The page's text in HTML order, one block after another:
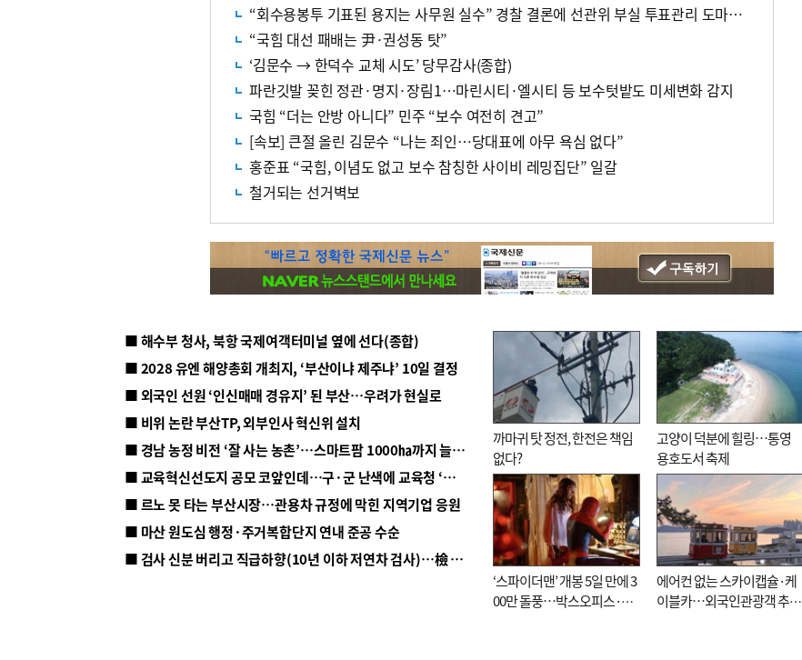
“회수용봉투 기표된 용지는 사무원 실수” 경찰 결론에 선관위 부실 투표관리 도마(종합)
“국힘 대선 패배는 尹·권성동 탓”
‘김문수 → 한덕수 교체 시도’ 당무감사(종합)
파란깃발 꽂힌 정관·명지·장림1…마린시티·엘시티 등 보수텃밭도 미세변화 감지
국힘 “더는 안방 아니다” 민주 “보수 여전히 견고”
[속보] 큰절 올린 김문수 “나는 죄인…당대표에 아무 욕심 없다”
홍준표 “국힘, 이념도 없고 보수 참칭한 사이비 레밍집단” 일갈
철거되는 선거벽보
■ 해수부 청사, 북항 국제여객터미널 옆에 선다(종합)
■ 2028 유엔 해양총회 개최지, ‘부산이냐 제주냐’ 10일 결정
■ 외국인 선원 ‘인신매매 경유지’ 된 부산…우려가 현실로
■ 비위 논란 부산TP, 외부인사 혁신위 설치
■ 경남 농정 비전 ‘잘 사는 농촌’…스마트팜 1000㏊까지 늘린다
■ 교육혁신선도지 공모 코앞인데…구·군 난색에 교육청 ‘쩔쩔’
■ 르노 못 타는 부산시장…관용차 규정에 막힌 지역기업 응원
■ 마산 원도심 행정·주거복합단지 연내 준공 수순
■ 검사 신분 버리고 직급하향(10년 이하 저연차 검사)…檢 중수청행 기피
까마귀 탓 정전, 한전은 책임
없다?
고양이 덕분에 힐링…통영
용호도서 축제
‘스파이더맨’ 개봉 5일 만에 3
00만 돌풍…박스오피스·예
에어컨 없는 스카이캡슐·케
이블카…외국인관광객 추억